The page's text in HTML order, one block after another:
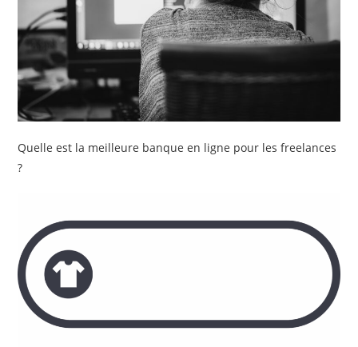
Quelle est la meilleure banque en ligne pour les freelances
?